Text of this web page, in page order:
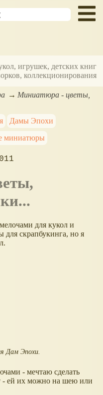
игрушек, детских книг
коллекционирования
Миниатюра - цветы,
Дамы Эпохи
миниатюры
для кукол и
для скрапбукинга, но я
Дам Эпохи.
- мечтаю сделать
- ей их можно на шею или